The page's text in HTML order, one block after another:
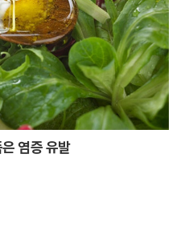
염증 유발